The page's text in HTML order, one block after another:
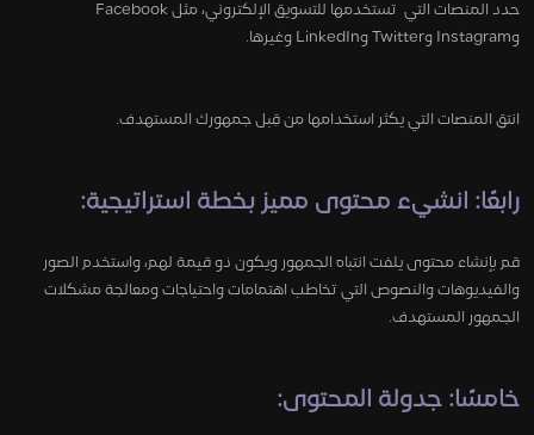
حدد المنصات التي تستخدمها للتسويق الإلكتروني، مثل Facebook
وInstagram وTwitter وLinkedIn وغيرها.
انتقِ المنصات التي يكثر استخدامها من قِبل جمهورك المستهدف.
رابعًا: انشيء محتوى مميز بخطة استراتيجية:
قم بإنشاء محتوى يلفت انتباه الجمهور ويكون ذو قيمة لهم، واستخدم الصور
والفيديوهات والنصوص التي تخاطب اهتمامات واحتياجات ومعالجة مشكلات
الجمهور المستهدف.
خامسًا: جدولة المحتوى: